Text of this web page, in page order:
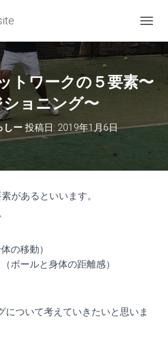
ビ
ョ
え
トワークの５要素〜
ョニング〜
しー 投稿日: 2019年1月6日
があるといいます。
の移動）
ボールと身体の距離感）
について考えていきたいと思いま